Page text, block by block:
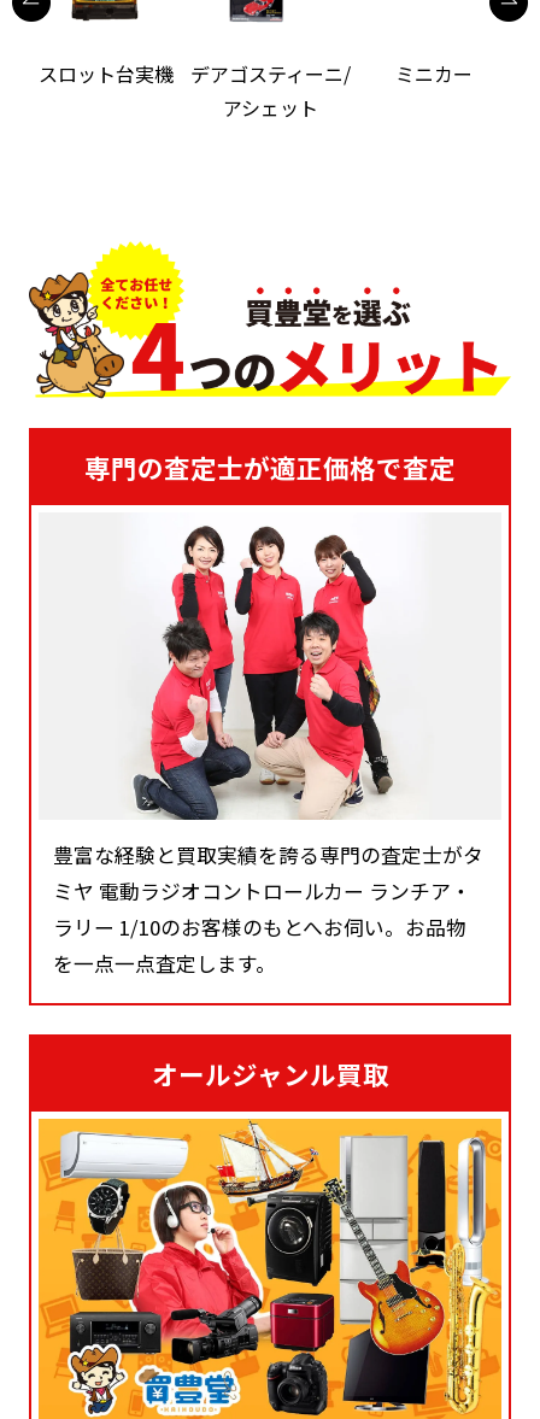
スロット台実機
デアゴスティーニ/
アシェット
ミニカー
専門の査定士が適正価格で査定
豊富な経験と買取実績を誇る専門の査定士がタ
ミヤ 電動ラジオコントロールカー ランチア・
ラリー 1/10のお客様のもとへお伺い。お品物
を一点一点査定します。
オールジャンル買取